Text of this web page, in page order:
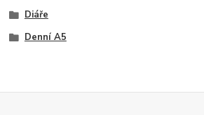
Diáře
Denní A5